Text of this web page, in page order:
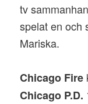
tv
spelat en och
Mariska.
Chicago Fire
Chicago P.D.